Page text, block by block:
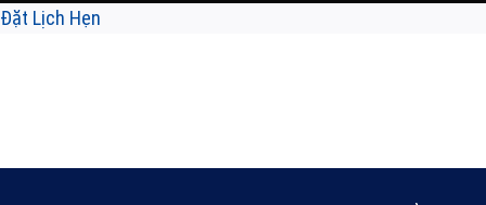
Đặt Lịch Hẹn